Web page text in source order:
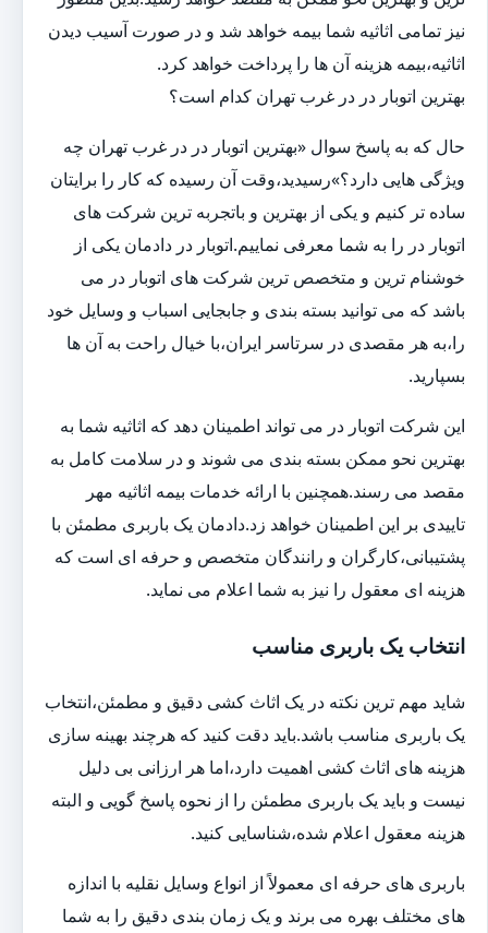
نیز تمامی اثاثیه شما بیمه خواهد شد و در صورت آسیب دیدن
اثاثیه،بیمه هزینه آن ها را پرداخت خواهد کرد.
بهترین اتوبار در در غرب تهران کدام است؟
حال که به پاسخ سوال «بهترین اتوبار در در غرب تهران چه
ویژگی هایی دارد؟»رسیدید،وقت آن رسیده که کار را برایتان
ساده تر کنیم و یکی از بهترین و باتجربه ترین شرکت های
اتوبار در را به شما معرفی نماییم.اتوبار در دادمان یکی از
خوشنام ترین و متخصص ترین شرکت های اتوبار در می
باشد که می توانید بسته بندی و جابجایی اسباب و وسایل خود
را،به هر مقصدی در سرتاسر ایران،با خیال راحت به آن ها
بسپارید.
این شرکت اتوبار در می تواند اطمینان دهد که اثاثیه شما به
بهترین نحو ممکن بسته بندی می شوند و در سلامت کامل به
مقصد می رسند.همچنین با ارائه خدمات بیمه اثاثیه مهر
تاییدی بر این اطمینان خواهد زد.دادمان یک باربری مطمئن با
پشتیبانی،کارگران و رانندگان متخصص و حرفه ای است که
هزینه ای معقول را نیز به شما اعلام می نماید.
انتخاب یک باربری مناسب
شاید مهم ترین نکته در یک اثاث کشی دقیق و مطمئن،انتخاب
یک باربری مناسب باشد.باید دقت کنید که هرچند بهینه سازی
هزینه های اثاث کشی اهمیت دارد،اما هر ارزانی بی دلیل
نیست و باید یک باربری مطمئن را از نحوه پاسخ گویی و البته
هزینه معقول اعلام شده،شناسایی کنید.
باربری های حرفه ای معمولاً از انواع وسایل نقلیه با اندازه
های مختلف بهره می برند و یک زمان بندی دقیق را به شما